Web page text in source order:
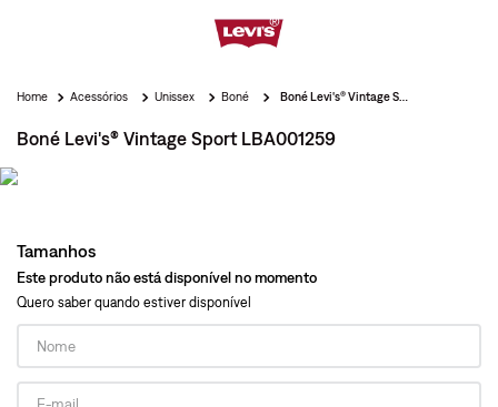
Acessórios Unissex Boné
Boné Levi's® Vintage Sport LBA001259
Tamanhos
Este produto não está disponível no momento
Quero saber quando estiver disponível